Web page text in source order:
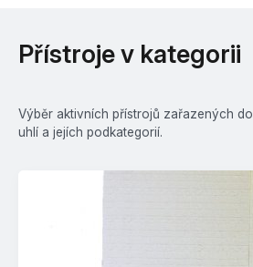
Přístroje v kategorii
Výběr aktivních přístrojů zařazených
uhlí a jejích podkategorií.